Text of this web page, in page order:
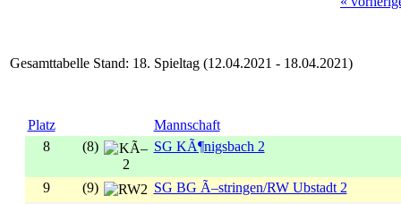
Gesamttabelle Stand: 18. Spieltag (12.04.2021 - 18.04.2021)
Platz
Mannschaft
8
(8) SG KÃ¶nigsbach 2
9 (9)
SG BG Ã–stringen/RW Ubstadt 2